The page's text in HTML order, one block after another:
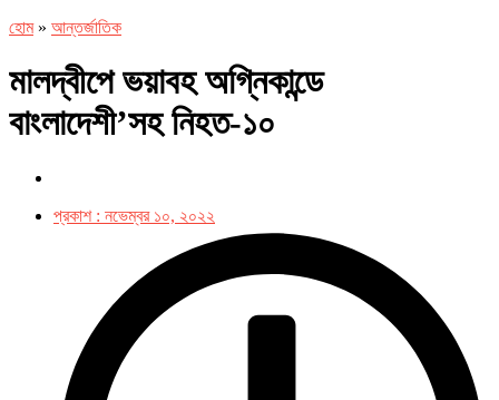
হোম» আন্তর্জাতিক
মালদ্বীপে ভয়াবহ অগ্নিকান্ডে
বাংলাদেশী’সহ নিহত-১০
প্রকাশ : নভেম্বর ১০, ২০২২